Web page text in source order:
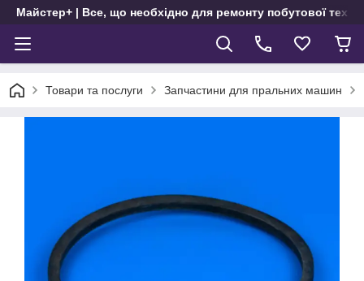
Майстер+ | Все, що необхідно для ремонту побутової
Товари та послуги Запчастини для пральних машин